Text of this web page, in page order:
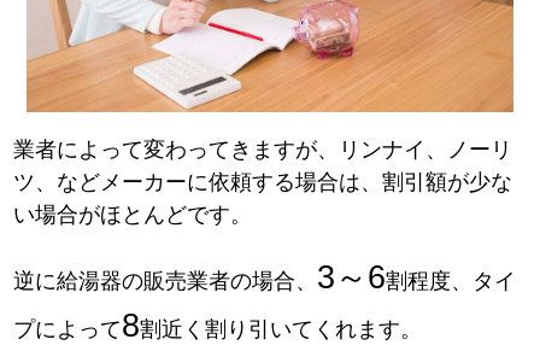
業者によって変わってきますが、リンナイ、ノーリ
ツ、などメーカーに依頼する場合は、割引額が少な
い場合がほとんどです。
逆に給湯器の販売業者の場合、 3～6割程度、タイ
プによって8割近く割り引いてくれます。